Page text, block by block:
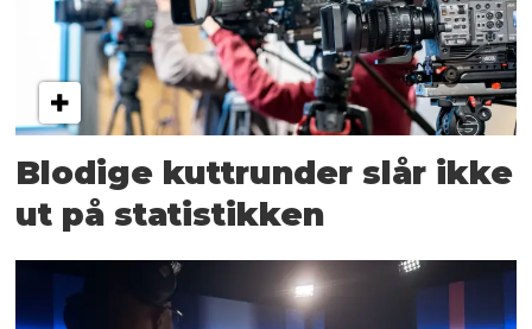
Blodige kuttrunder slår ikke
ut på statistikken